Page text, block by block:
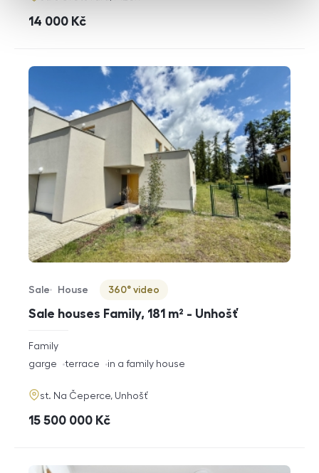
cena
14 000 Kč
Sale houses Family, 181 m² - Unhošť
Offer type
Sale
Property type
House
Virtuální prohlídka
360° video
rozměry
disposition
Family
funkce
garge terrace in a family house
adresa
st. Na Čeperce, Unhošť
cena
15 500 000 Kč